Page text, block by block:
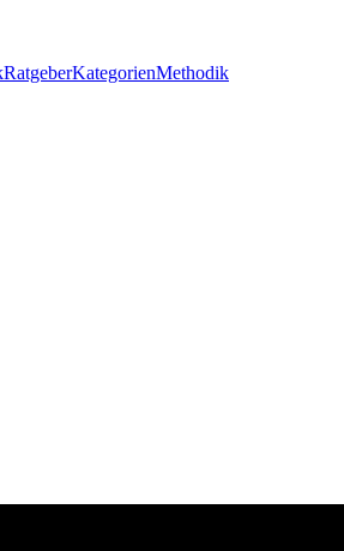
RatgeberKategorienMethodik